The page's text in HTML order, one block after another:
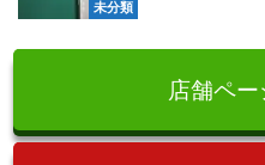
未分類
店舗ペ